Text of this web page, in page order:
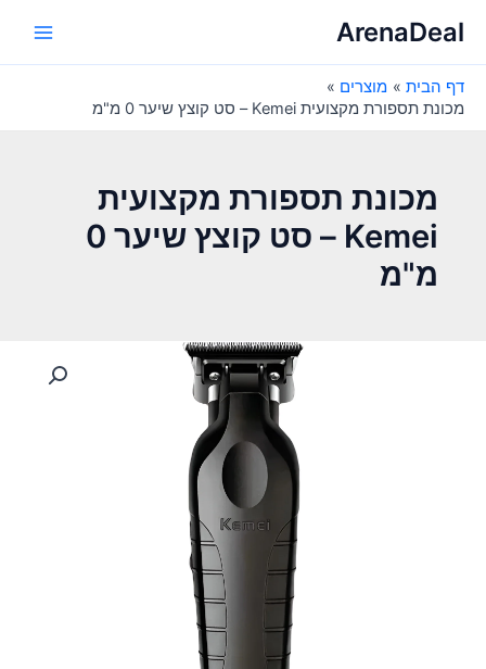
לתוכןArenaDeal
דף הבית
מוצרים
מכונת תספורת מקצועית Kemei – סט קוצץ שיער 0 מ"מ
מכונת תספורת מקצועית
Kemei – סט קוצץ שיער 0
מ"מ